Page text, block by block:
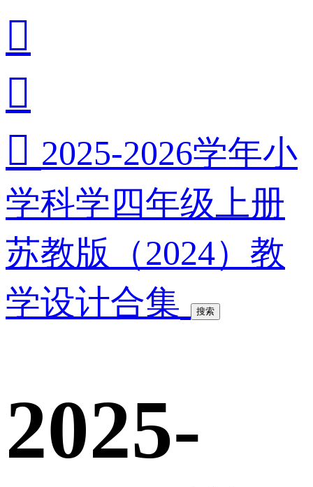


 2025-2026学年小
学科学四年级上册
苏教版（2024）教
学设计合集
搜索
2025-